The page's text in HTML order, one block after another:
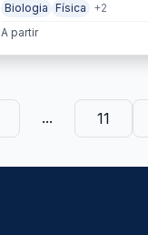
Biologia Física
+2
A partir
... 11